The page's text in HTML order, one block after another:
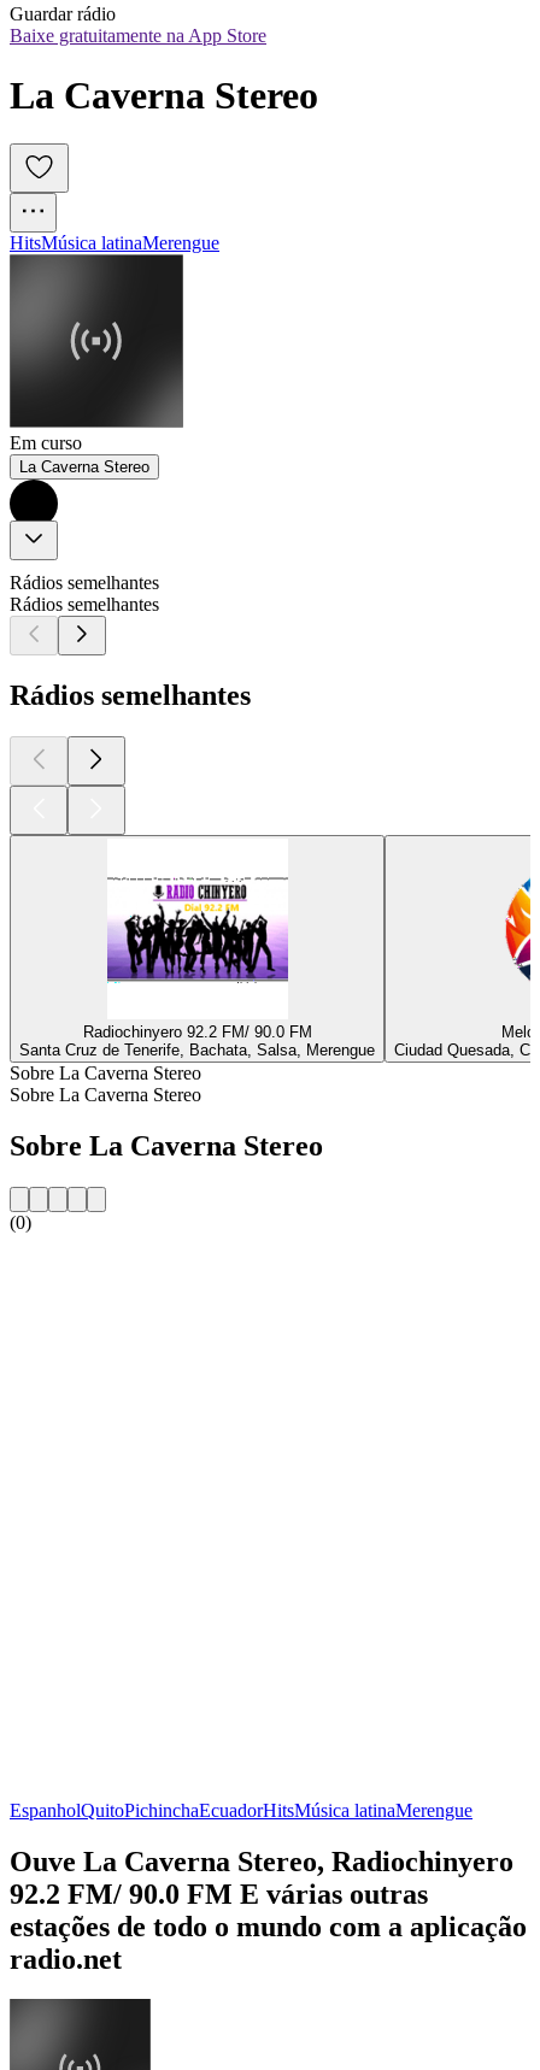
Guardar rádio
Baixe gratuitamente na App Store
La Caverna Stereo
HitsMúsica latinaMerengue
Em curso
La Caverna Stereo
Rádios semelhantes
Rádios semelhantes
Rádios semelhantes
Radiochinyero 92.2 FM/ 90.0 FM
Santa Cruz de Tenerife, Bachata, Salsa, Merengue
Ciudad Quesada,
Sobre La Caverna Stereo
Sobre La Caverna Stereo
Sobre La Caverna Stereo
(0)
EspanholQuitoPichinchaEcuadorHitsMúsica latinaMerengue
Ouve La Caverna Stereo, Radiochinyero
92.2 FM/ 90.0 FM E várias outras
estações de todo o mundo com a aplicação
radio.net